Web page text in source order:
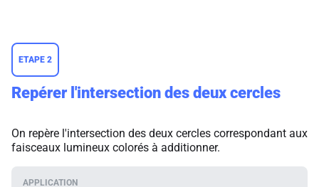
ETAPE 2
Repérer l'intersection des deux cercles
On repère l'intersection des deux cercles correspondant aux
faisceaux lumineux colorés à additionner.